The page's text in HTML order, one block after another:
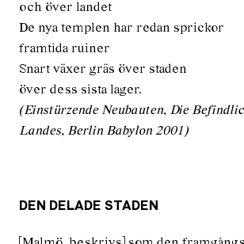
och över landet
De nya templen har redan sprickor
framtida ruiner
Snart växer gräs över staden
över dess sista lager.
(Einstürzende Neubauten, Die
Landes, Berlin Babylon 2001)
DEN DELADE STADEN